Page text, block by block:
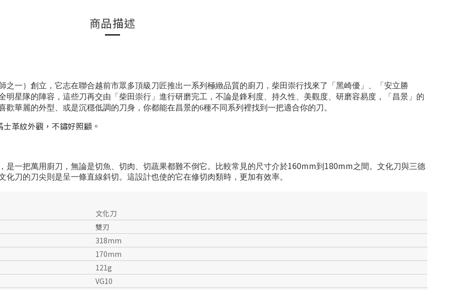
商品描述
之一）創立，它志在聯合越前市眾多頂級刀匠推出一系列極緻品質的廚刀，柴田崇行找來了「黑崎優」、「安立勝
星隊的陣容，這些刀再交由「柴田崇行」進行研磨完工，不論是鋒利度、持久性、美觀度、研磨容易度，「昌景」的
歡華麗的外型、或是沉穩低調的刀身，你都能在昌景的6種不同系列裡找到一把適合你的刀。
士革紋外觀，不鏽好照顧。
一把萬用廚刀，無論是切魚、切肉、切蔬果都難不倒它。比較常見的尺寸介於160mm到180mm之間。文化刀與三德
刀的刀尖則是呈一條直線斜切。這設計也使的它在修切肉類時，更加有效率。
文化刀
雙刃
318mm
170mm
121g
VG10